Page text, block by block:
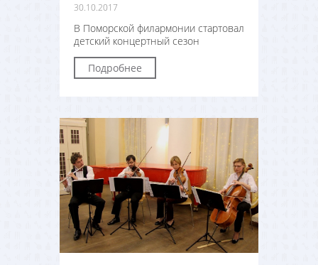
30.10.2017
В Поморской филармонии стартовал
детский концертный сезон
Подробнее